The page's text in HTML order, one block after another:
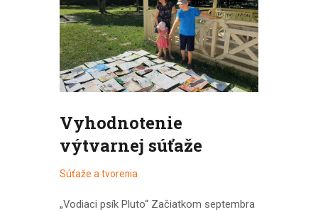
Vyhodnotenie
výtvarnej súťaže
Súťaže a tvorenia
„Vodiaci psík Pluto“ Začiatkom septembra